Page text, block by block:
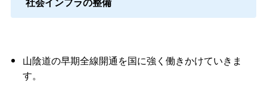
山陰道の早期全線開通を国に強く働きかけていきま
す。